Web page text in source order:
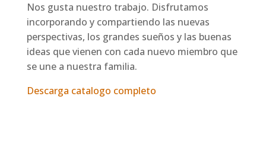
Nos gusta nuestro trabajo. Disfrutamos
incorporando y compartiendo las nuevas
perspectivas, los grandes sueños y las buenas
ideas que vienen con cada nuevo miembro que
se une a nuestra familia.
Descarga catalogo completo